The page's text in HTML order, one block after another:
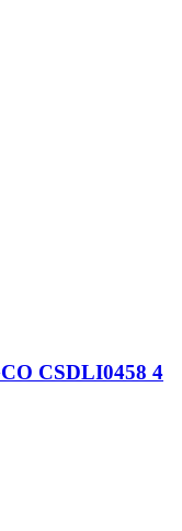
CSDLI0458 4